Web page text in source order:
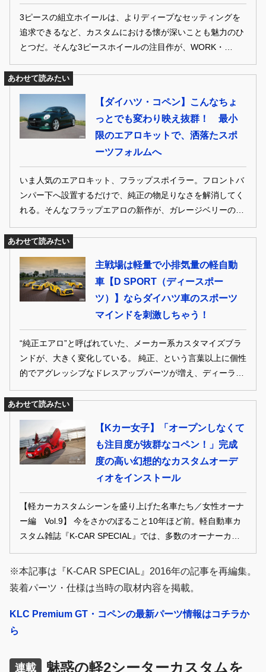
3ピースの組立ホイールは、よりディープなセッティングを
追求できるなど、カスタムにおける懐が深いことも魅力のひ
とつだ。そんな3ピースホイールの注目作が、WORK・
MEISTER CR01 だ。
あわせて読みたい
【ダイハツ・コペン】こんなちょ
っとでも変わり映え抜群！ 最小
限のエアロキットで、洒落たスポ
ーツフォルムへ
いま人気のエアロキット、フラップスポイラー。フロントバ
ンパー下へ設置するだけで、純正の物足りなさを解消してく
れる。そんなフラップエアロの新作が、ガレージベリーのコ
ペン セロ用。
あわせて読みたい
主戦場は軽量で小排気量の軽自動
車【D SPORT（ディースポー
ツ）】ならダイハツ車のスポーツ
マインドを刺激しちゃう！
“純正エアロ”と呼ばれていた、メーカー系カスタマイズブラ
ンドが、大きく変化している。 純正、という言葉以上に個性
的でアグレッシブなドレスアップパーツが増え、ディーラー
=クルマを買う場所から、 ドレスアップをはじめる場所とし
ても認知されつつある。 もちろん、よりオリジナルを追求す
るなら、カスタムのノウハウや知識に長けた専門店でドレス
アップパーツを探すのも選択肢のひとつだが、 ディーラーで
ドレスアップできるということは、カスタムが楽しめる場所
が増えるということ。 そこでメーカー直系カスタムを支える
注目ブランドの魅力を紐解く。
あわせて読みたい
【Kカー女子】「オープンしなくて
も注目度が抜群なコペン！」完成
度の高い幻想的なカスタムオーデ
ィオをインストール
【軽カーカスタムシーンを盛り上げた名車たち／女性オーナ
ー編 Vol.9】 今をさかのぼること10年ほど前。軽自動車カ
スタム雑誌『K-CAR SPECIAL』では、多数のオーナーカー
が誌面を盛り上げてくれた。中でも、女性オーナーの活躍は
目覚ましく、オリジナリティ溢れるカスタムを披露。現代の
カスタム＆ドレスアップシーンでも色褪せない、珠玉の名車
たちを振り返っていく。 ※本記事は「K-CARスペシャル」
2015年3月号の記事を再編集したものです。
※本記事は『K-CAR SPECIAL』2016年の記事を再編集。
装着パーツ・仕様は当時の取材内容を掲載。
KLC Premium GT・コペンの最新パーツ情報はコチラか
ら
連載 魅惑の軽2シーターカスタムを